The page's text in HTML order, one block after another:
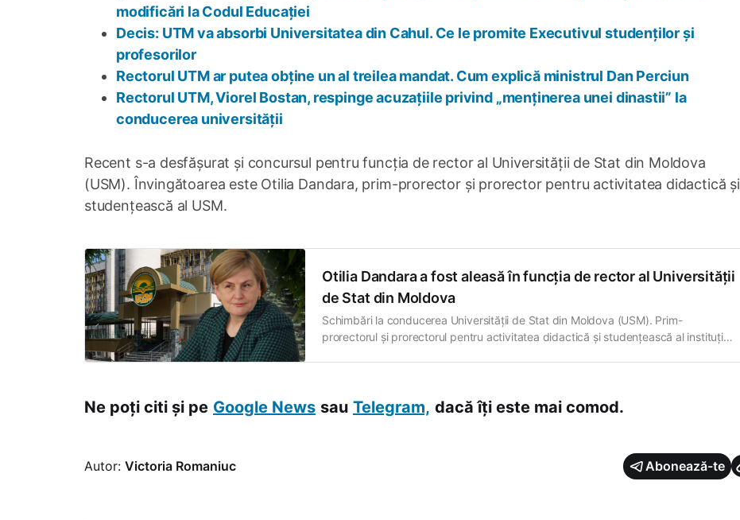
modificări la Codul Educației
Decis: UTM va absorbi Universitatea din Cahul. Ce le promite Executivul studenților și
profesorilor
Rectorul UTM ar putea obține un al treilea mandat. Cum explică ministrul Dan Perciun
Rectorul UTM, Viorel Bostan, respinge acuzațiile privind „menținerea unei dinastii” la
conducerea universității
Recent s-a desfășurat și concursul pentru funcția de rector al Universității de Stat din Moldova
(USM). Învingătoarea este Otilia Dandara, prim-prorector și prorector pentru activitatea didactică și
studențească al USM.
Otilia Dandara a fost aleasă în funcția de rector al Universității
de Stat din Moldova
Schimbări la conducerea Universității de Stat din Moldova (USM). Prim-
prorectorul și prorectorul pentru activitatea didactică şi studențească al instituției,
Ne poți citi și pe Google News sau Telegram, dacă îți este mai comod.
Autor: Victoria Romaniuc Abonează-te